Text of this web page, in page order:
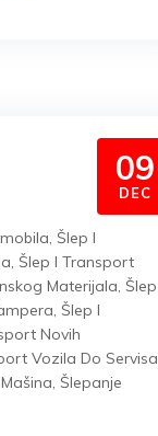
09
DEC
, Šlep I
, Šlep I Transport
Materijala, Šlep
, Šlep I
Novih
Vozila Do Servisa
, Šlepanje